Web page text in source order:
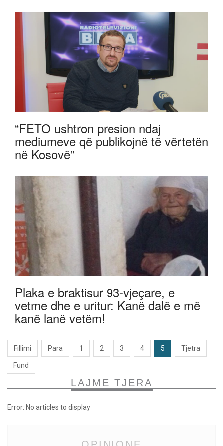
“FETO ushtron presion ndaj
mediumeve që publikojnë të vërtetën
në Kosovë”
Plaka e braktisur 93-vjeçare, e
vetme dhe e uritur: Kanë dalë e më
kanë lanë vetëm!
Fillimi Para 1 2 3 4 5 Tjetra
Fund
LAJME TJERA
Error: No articles to display